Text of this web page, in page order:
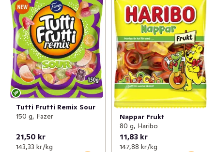
Tutti Frutti Remix Sour
150 g, Fazer
21,50 kr
143,33 kr /kg
Nappar Frukt
80 g, Haribo
11,83 kr
147,88 kr /kg